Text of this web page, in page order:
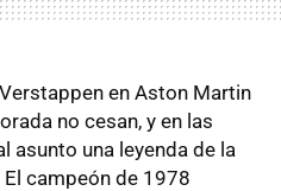
en Aston Martin
no cesan, y en las
asunto una leyenda de la
campeón de 1978